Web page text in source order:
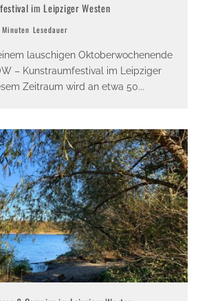
im Leipziger Westen
Lesedauer
lauschigen Oktoberwochenende
– Kunstraumfestival im Leipziger
Zeitraum wird an etwa 50...